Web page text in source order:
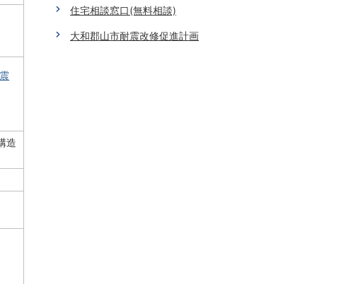
造
住宅相談窓口(無料相談)
大和郡山市耐震改修促進計画